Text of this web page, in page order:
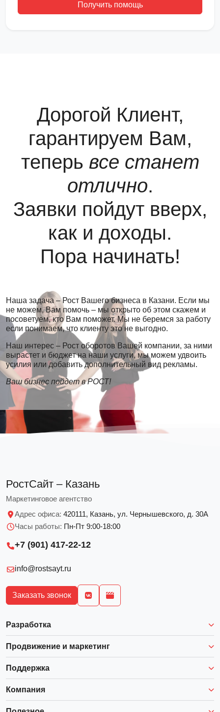
Получить помощь
Дорогой Клиент,
гарантируем Вам,
теперь все станет
отлично.
Заявки пойдут вверх,
как и доходы.
Пора начинать!
Наша задача – Рост Вашего бизнеса в Казани. Если мы
не можем, Вам помочь – мы открыто об этом скажем и
посоветуем, кто Вам поможет. Мы не беремся за работу
если понимаем, что клиенту это не выгодно.
Наш интерес – Рост оборотов Вашей компании, за ними
вырастет и бюджет на наши услуги, мы можем удвоить
усилия или добавить дополнительный вид рекламы.
Ваш бизнес пойдет в РОСТ!
РостСайт – Казань
Маркетинговое агентство
Адрес офиса: 420111, Казань, ул. Чернышевского, д. 30А
Часы работы: Пн-Пт 9:00-18:00
+7 (901) 417-22-12
info@rostsayt.ru
Заказать звонок
Разработка
Продвижение и маркетинг
Поддержка
Компания